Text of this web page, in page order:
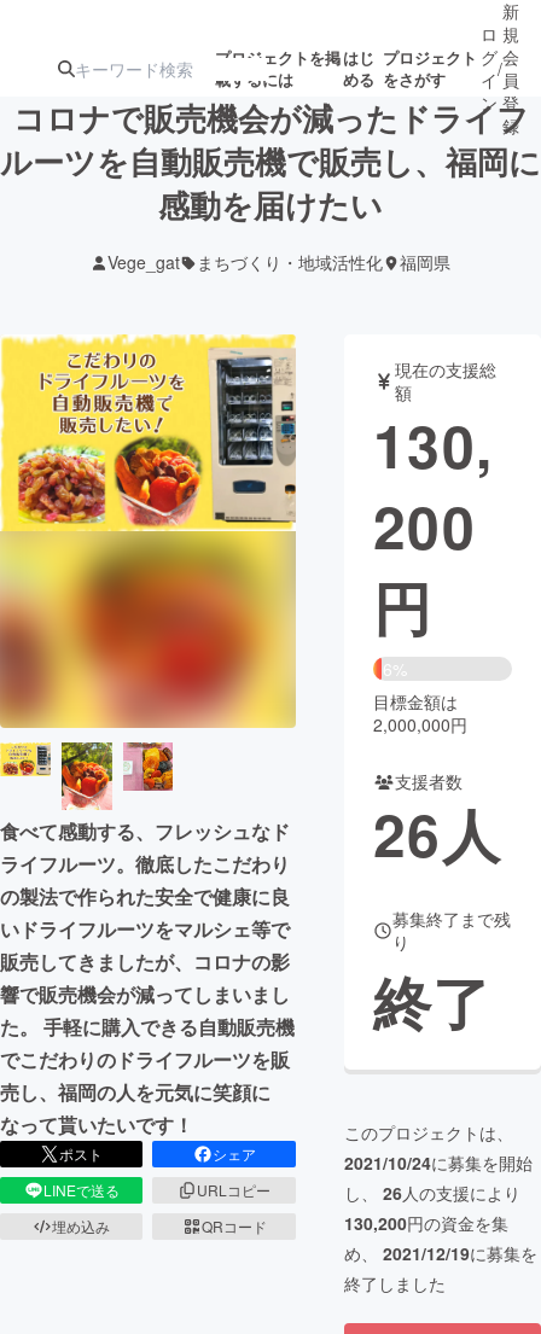
プロジェクトを掲
載するには
はじ
める
プロジェクト
をさがす
注目のリ 注目の新着プロ
ジェクト
募集終了が近いプ
ロジェクト
テクノロジー・ガジェット
映像・映画 書籍・雑誌
ビジネス・起業 チャレンジ
CAMPFIRE for Social Good
CAMPFIRE Creation
CAMPFIREふるさと納税
コミュニティ
ロ
グ
イ
ン
/
新
規
会
員
登
録
コロナで販売機会が減ったドライフ
ルーツを自動販売機で販売し、福岡に
感動を届けたい
Vege_gat まちづくり・地域活性化 福岡県
食べて感動する、フレッシュなド
ライフルーツ。徹底したこだわり
の製法で作られた安全で健康に良
いドライフルーツをマルシェ等で
販売してきましたが、コロナの影
響で販売機会が減ってしまいまし
た。 手軽に購入できる自動販売機
でこだわりのドライフルーツを販
売し、福岡の人を元気に笑顔に
なって貰いたいです！
ポスト
シェア
LINEで送る
URLコピー
埋め込み
QRコード
現在の支援総
額
130,
200
円
6%
目標金額は
2,000,000円
支援者数
26人
募集終了まで残
り
終了
このプロジェクトは、
2021/10/24に募集を開始
し、 26人の支援により
130,200円の資金を集
め、 2021/12/19に募集を
終了しました